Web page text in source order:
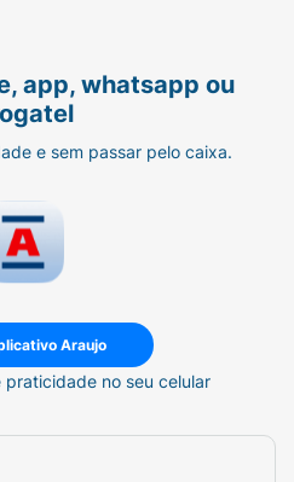
app, whatsapp ou
e sem passar pelo caixa.
Araujo
no seu celular